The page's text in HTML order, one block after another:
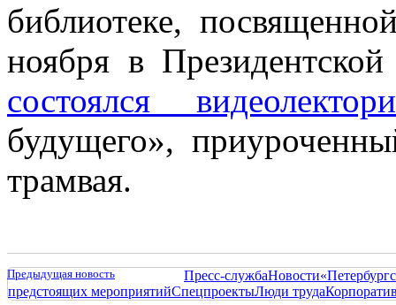
библиотеке,
ноября в
состоялся
будущего»,
трамвая.
Предыдущая новость Пресс-службаНовости
предстоящих мероприятийСпецпроектыЛюди труда